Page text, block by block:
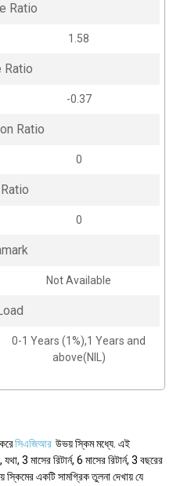
Ratio
1.58
Ratio
-0.37
Ratio
0
0
Not Available
0-1 Years (1%),1 Years and
above(NIL)
সিএজিআর উভয় স্কিম মধ্যে. এই
3 মাসের রিটার্ন, 6 মাসের রিটার্ন, 3 বছরের
স্কিমের একটি সামগ্রিক তুলনা দেখায় যে